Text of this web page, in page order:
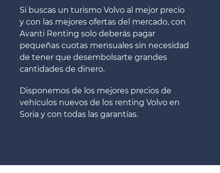
Si buscas un turismo Volvo al mejor precio
y con las mejores ofertas del mercado, con
Avanti Renting solo deberás pagar
pequeñas cuotas mensuales sin necesidad
de tener que desembolsarte grandes
cantidades de dinero.
Disponemos de los mejores precios de
vehículos nuevos de los renting Volvo en
Soria y con todas las garantías.